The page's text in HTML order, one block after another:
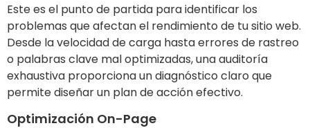
Este es el punto de partida para identificar los
problemas que afectan el rendimiento de tu sitio web.
Desde la velocidad de carga hasta errores de rastreo
o palabras clave mal optimizadas, una auditoría
exhaustiva proporciona un diagnóstico claro que
permite diseñar un plan de acción efectivo.
Optimización On-Page